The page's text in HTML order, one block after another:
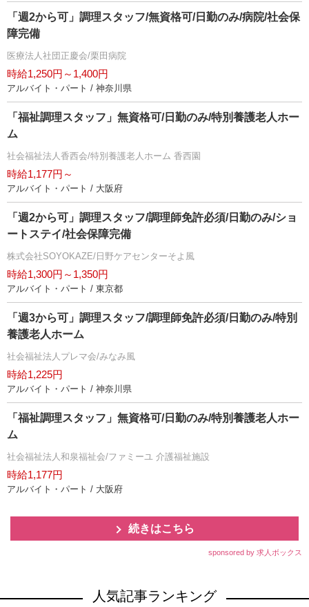
「週2から可」調理スタッフ/無資格可/日勤のみ/病院/社会保
障完備
医療法人社団正慶会/栗田病院
時給1,250円～1,400円
アルバイト・パート / 神奈川県
「福祉調理スタッフ」無資格可/日勤のみ/特別養護老人ホー
ム
社会福祉法人香西会/特別養護老人ホーム 香西園
時給1,177円～
アルバイト・パート / 大阪府
「週2から可」調理スタッフ/調理師免許必須/日勤のみ/ショ
ートステイ/社会保障完備
株式会社SOYOKAZE/日野ケアセンターそよ風
時給1,300円～1,350円
アルバイト・パート / 東京都
「週3から可」調理スタッフ/調理師免許必須/日勤のみ/特別
養護老人ホーム
社会福祉法人プレマ会/みなみ風
時給1,225円
アルバイト・パート / 神奈川県
「福祉調理スタッフ」無資格可/日勤のみ/特別養護老人ホー
ム
社会福祉法人和泉福祉会/ファミーユ 介護福祉施設
時給1,177円
アルバイト・パート / 大阪府
続きはこちら
sponsored by 求人ボックス
人気記事ランキング